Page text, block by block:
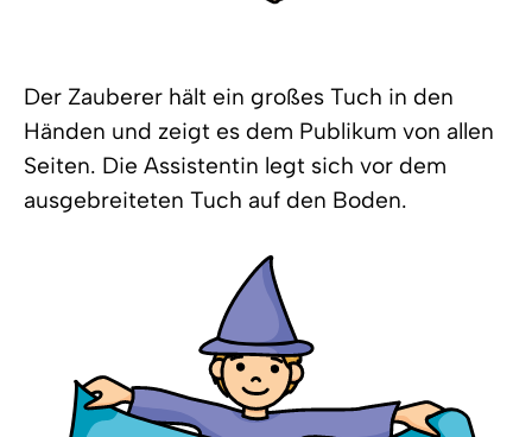
Der Zauberer hält ein großes Tuch in den
Händen und zeigt es dem Publikum von allen
Seiten. Die Assistentin legt sich vor dem
ausgebreiteten Tuch auf den Boden.